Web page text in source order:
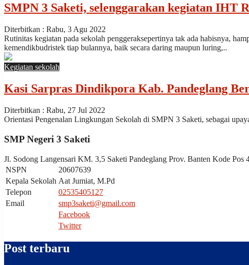
be
through
the
sapphire
case
back.
SMPN 3 Saketi, selenggarakan kegiatan
Diterbitkan : Rabu, 3 Agu 2022
Rutinitas kegiatan pada sekolah penggeraksepertinya tak ada habisnya,
kemendikbudristek tiap bulannya, baik secara daring maupun luring,..
Kegiatan sekolah
Kasi Sarpras Dindikpora Kab. Pandeglang
Diterbitkan : Rabu, 27 Jul 2022
Orientasi Pengenalan Lingkungan Sekolah di SMPN 3 Saketi, sebagai
SMP Negeri 3 Saketi
Jl. Sodong Langensari KM. 3,5 Saketi Pandeglang Prov. Banten Kode Pos
NSPN
20607639
Kepala Sekolah Aat Jumiat, M.Pd
Telepon
02535405127
Email
smp3saketi@gmail.com
Facebook
Twitter
Post terbaru